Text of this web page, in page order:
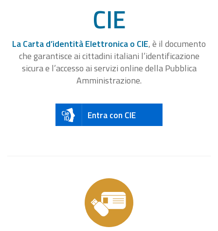
CIE
La Carta d’identità Elettronica o CIE, è il documento
che garantisce ai cittadini italiani l’identificazione
sicura e l’accesso ai servizi online della Pubblica
Amministrazione.
Entra con CIE